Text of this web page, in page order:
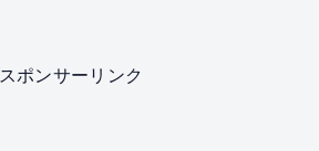
スポンサーリンク